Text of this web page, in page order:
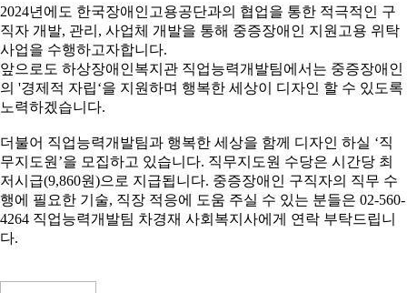
2024년에도 한국장애인고용공단과의 협업을 통한 적극적인 구
직자 개발, 관리 , 사업체 개발을 통해 중증장애인 지원고용 위탁
사업을 수행하고자합니다.
앞으로도 하상장애인복지관 직업능력개발팀에서는 중증장애인
의 '경제적 자립‘을 지원하며 행복한 세상이 디자인 할 수 있도록
노력하겠습니다.
더불어 직업능력개발팀과 행복한 세상을 함께 디자인 하실 ‘직
무지도원 ’을 모집하고 있습니다. 직무지도원 수당은 시간당 최
저시급(9,860원)으로 지급됩니다. 중증장애인 구직자의 직무 수
행에 필요한 기술, 직장 적응에 도움 주실 수 있는 분들은 02-560-
4264 직업능력개발팀 차경재 사회복지사에게 연락 부탁드립니
다.